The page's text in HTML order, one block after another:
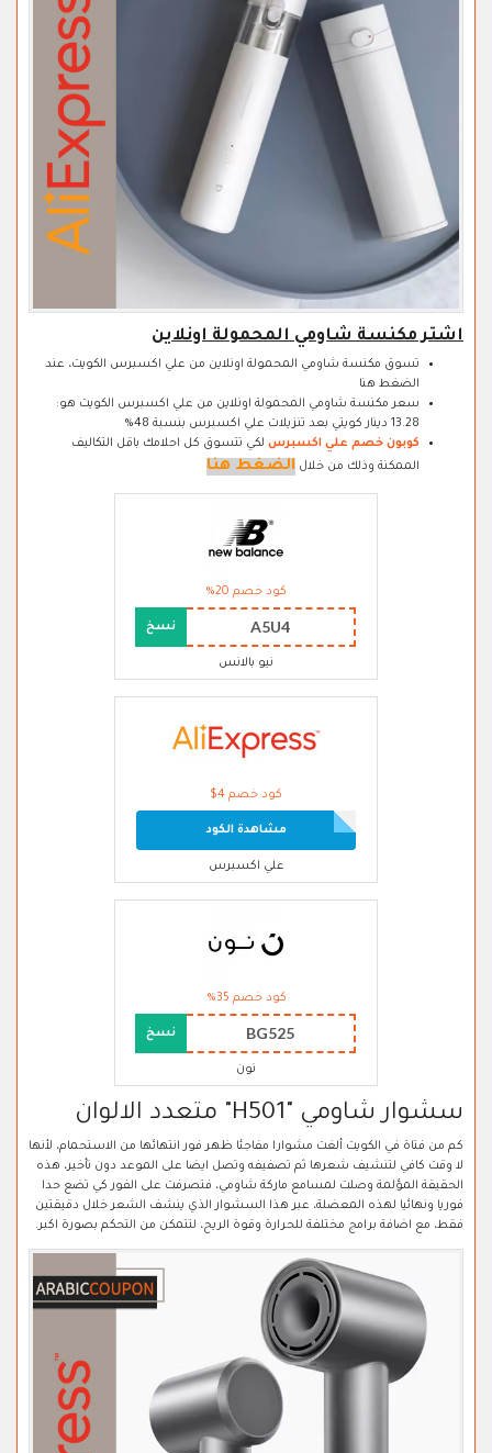
اشتر مكنسة شاومي المحمولة اونلاين
تسوق مكنسة شاومي المحمولة اونلاين من علي اكسبرس الكويت، عند
الضغط هنا
سعر مكنسة شاومي المحمولة اونلاين من علي اكسبرس الكويت هو:
13.28 دينار كويتي بعد تنزيلات علي اكسبرس بنسبة 48%
كوبون خصم علي اكسبرس لكي تتسوق كل احلامك باقل التكاليف
الممكنة وذلك من خلال الضغط هنا
كود خصم 20%
A5U4 نسخ
نيو بالانس
كود خصم 4$
مشاهدة الكود
علي اكسبرس
كود خصم 35%
BG525 نسخ
نون
سشوار شاومي "H501" متعدد الالوان
كم من فتاة في الكويت ألغت مشوارا مفاجئا ظهر فور انتهائها من الاستحمام، لأنها
لا وقت كافي لتنشيف شعرها ثم تصفيفه وتصل ايضا على الموعد دون تأخير، هذه
الحقيقة المؤلمة وصلت لمسامع ماركة شاومي، فتصرفت على الفور كي تضع حدا
فوريا ونهائيا لهذه المعضلة، عبر هذا السشوار الذي ينشف الشعر خلال دقيقتين
فقط، مع اضافة برامج مختلفة للحرارة وقوة الريح، لتتمكن من التحكم بصورة اكبر.